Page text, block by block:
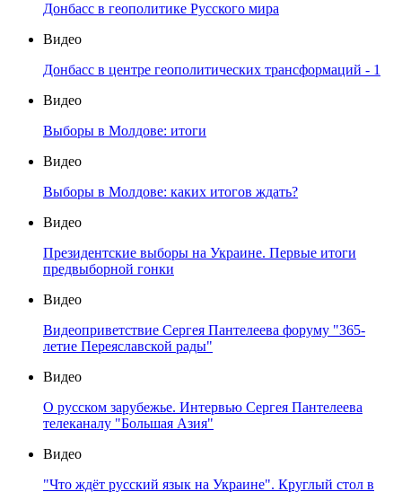
Донбасс в геополитике Русского мира
Видео
Донбасс в центре геополитических трансформаций - 1
Видео
Выборы в Молдове: итоги
Видео
Выборы в Молдове: каких итогов ждать?
Видео
Президентские выборы на Украине. Первые итоги
предвыборной гонки
Видео
Видеоприветствие Сергея Пантелеева форуму "365-
летие Переяславской рады"
Видео
О русском зарубежье. Интервью Сергея Пантелеева
телеканалу "Большая Азия"
Видео
"Что ждёт русский язык на Украине". Круглый стол в